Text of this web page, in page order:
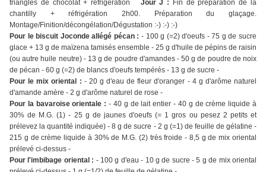
triangles de chocolat + réfrigération Jour J :
Fin de préparation de la
chantilly + réfrigération 2h00. Préparation du glaçage.
Montage/Finition/décongélation/Dégustation :-) :-) :-)
Pour le biscuit Joconde allégé pécan : - 100 g (=2) d'oeufs - 75 g de sucre
glace + 13 g de maïzena tamisés ensemble - 25 g d'huile de pépins de raisin
(ou autre huile neutre) - 13 g de poudre d'amandes - 50 g de poudre de noix
de pécan - 60 g (=2) de blancs d'oeufs tempérés - 13 g de sucre -
Pour le mix oriental : - 20 g d'eau de fleur d'oranger - 4 g d'arôme naturel
d'amande amère - 2 g d'arôme naturel de rose -
Pour la bavaroise orientale :- 40 g de lait entier - 40 g de crème liquide à
30% de M.G. (1) - 25 g de jaunes d'oeufs (= 1 gros ou pesez 2 petits et
prélevez la quantité indiquée) - 8 g de sucre - 2 g (=1) de feuille de gélatine -
215 g de crème liquide à 30% de M.G. (2) très froide - 8,5 g de mix oriental
prélevé ci-dessus -
Pour l'imbibage oriental : - 100 g d'eau - 10 g de sucre - 5 g de mix oriental